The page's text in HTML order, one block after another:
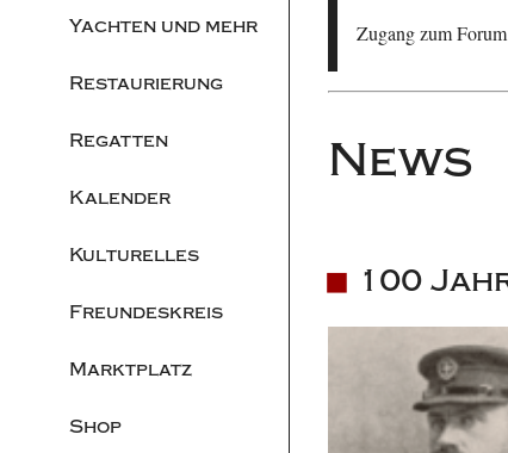
Yachten und mehr
Restaurierung
Regatten
Kalender
Kulturelles
Freundeskreis
Marktplatz
Shop
Zugang zum
News
100